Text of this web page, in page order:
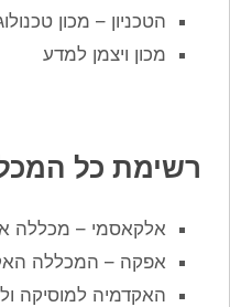
הטכניון – מכון
מכון ויצמן למדע
רשימת כל
אלקאסמי – מכללה
אפקה – המכללה
האקדמיה למוסיקה